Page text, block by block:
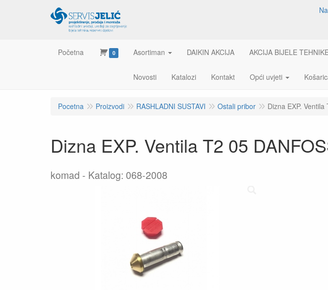
Početna 0 Asortiman DAIKIN AKCIJA AKCIJA BIJELE
Novosti Katalozi Kontakt Opći uvjeti
Pocetna Proizvodi RASHLADNI SUSTAVI Ostali pribor Dizna EXP.
Dizna EXP. Ventila T2 05
komad Katalog: 068-2008